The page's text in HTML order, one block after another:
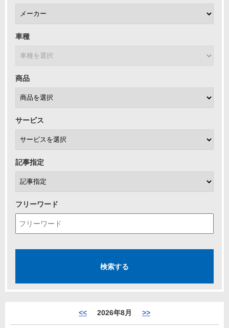
車種
商品
サービス
記事指定
フリーワード
<< 2026年8月 >>